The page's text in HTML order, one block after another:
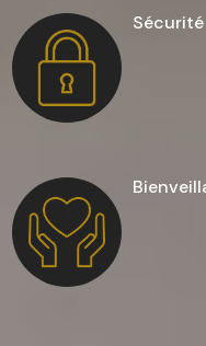
Sécurité